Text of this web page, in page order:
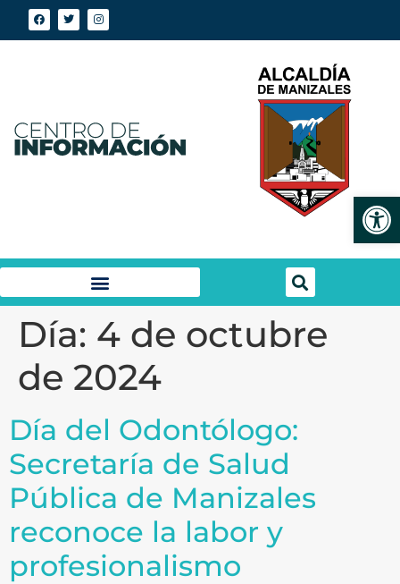
Día: 4 de octubre
de 2024
Día del Odontólogo:
Secretaría de Salud
Pública de Manizales
reconoce la labor y
profesionalismo